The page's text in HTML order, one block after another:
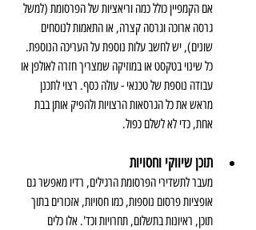
אם הקמפיין כולל כמה וריאציות של הפרסומת (למשל
גרסה ארוכה וגרסה קצרה, או התאמות לנוסחים
שונים), יש לחשב עלות נוספת על העריכה הנוספת.
כל שינוי בטקסט או במוזיקה שמצריך חזרה לאולפן או
עבודה נוספת של טכנאי - עולה כסף. רצוי לתכנן
מראש את כל הגרסאות הרצויות ולהפיק אותן בבת
אחת, כדי לא לשלם כפול.
תוכן שיווקי וחסויות
מעבר לתשדירי הפרסומת הרגילים, רדיו מאפשר גם
אופציות פרסום נוספות, כמו חסויות, אזכורים בתוך
תוכן, ראיונות בתשלום, תחרויות וכד'. אלו כלים